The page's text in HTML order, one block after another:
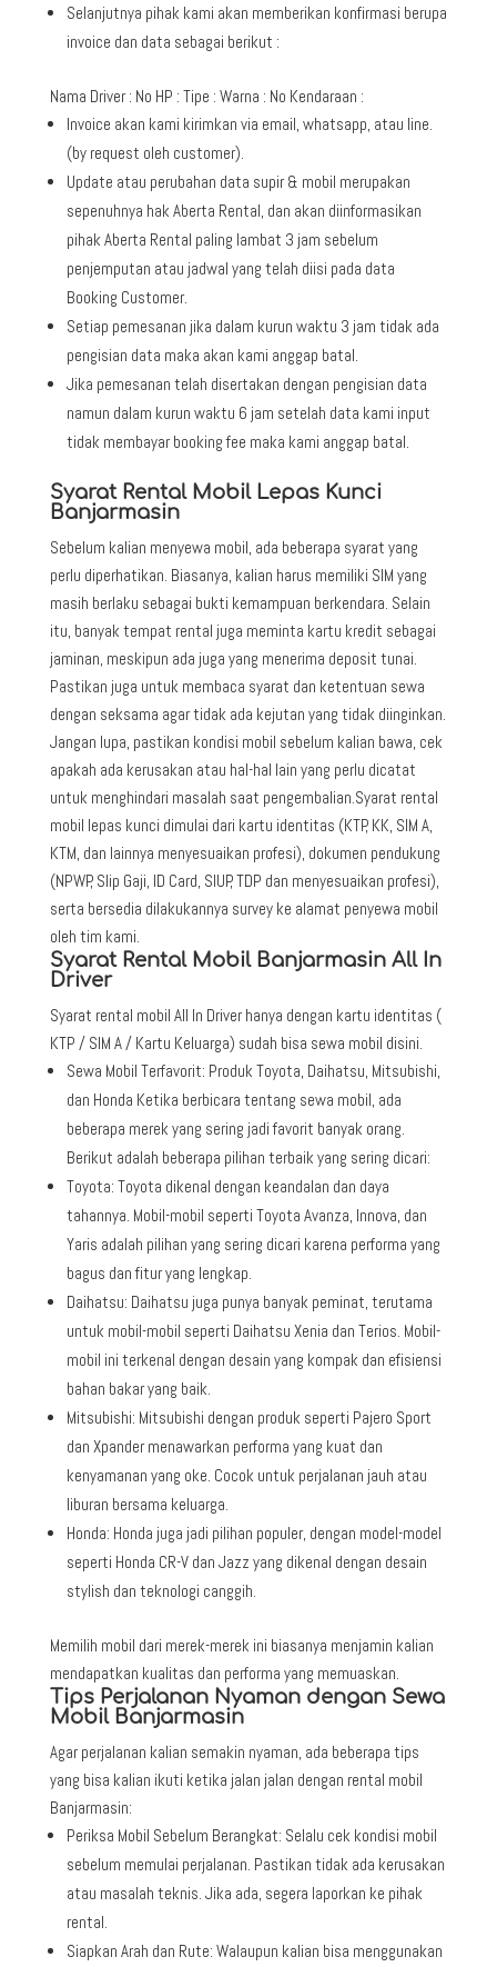
Selanjutnya pihak kami akan memberikan konfirmasi berupa
invoice dan data sebagai berikut :
Nama Driver : No HP : Tipe : Warna : No Kendaraan :
Invoice akan kami kirimkan via email, whatsapp, atau line.
(by request oleh customer).
Update atau perubahan data supir & mobil merupakan
sepenuhnya hak Aberta Rental, dan akan diinformasikan
pihak Aberta Rental paling lambat 3 jam sebelum
penjemputan atau jadwal yang telah diisi pada data
Booking Customer.
Setiap pemesanan jika dalam kurun waktu 3 jam tidak ada
pengisian data maka akan kami anggap batal.
Jika pemesanan telah disertakan dengan pengisian data
namun dalam kurun waktu 6 jam setelah data kami input
tidak membayar booking fee maka kami anggap batal.
Syarat Rental Mobil Lepas Kunci
Banjarmasin
Sebelum kalian menyewa mobil, ada beberapa syarat yang
perlu diperhatikan. Biasanya, kalian harus memiliki SIM yang
masih berlaku sebagai bukti kemampuan berkendara. Selain
itu, banyak tempat rental juga meminta kartu kredit sebagai
jaminan, meskipun ada juga yang menerima deposit tunai.
Pastikan juga untuk membaca syarat dan ketentuan sewa
dengan seksama agar tidak ada kejutan yang tidak diinginkan.
Jangan lupa, pastikan kondisi mobil sebelum kalian bawa, cek
apakah ada kerusakan atau hal-hal lain yang perlu dicatat
untuk menghindari masalah saat pengembalian.Syarat rental
mobil lepas kunci dimulai dari kartu identitas (KTP, KK, SIM A,
KTM, dan lainnya menyesuaikan profesi), dokumen pendukung
(NPWP, Slip Gaji, ID Card, SIUP, TDP dan menyesuaikan profesi),
serta bersedia dilakukannya survey ke alamat penyewa mobil
oleh tim kami.
Syarat Rental Mobil Banjarmasin All In
Driver
Syarat rental mobil All In Driver hanya dengan kartu identitas (
KTP / SIM A / Kartu Keluarga) sudah bisa sewa mobil disini.
Sewa Mobil Terfavorit: Produk Toyota, Daihatsu, Mitsubishi,
dan Honda Ketika berbicara tentang sewa mobil, ada
beberapa merek yang sering jadi favorit banyak orang.
Berikut adalah beberapa pilihan terbaik yang sering dicari:
Toyota: Toyota dikenal dengan keandalan dan daya
tahannya. Mobil-mobil seperti Toyota Avanza, Innova, dan
Yaris adalah pilihan yang sering dicari karena performa yang
bagus dan fitur yang lengkap.
Daihatsu: Daihatsu juga punya banyak peminat, terutama
untuk mobil-mobil seperti Daihatsu Xenia dan Terios. Mobil-
mobil ini terkenal dengan desain yang kompak dan efisiensi
bahan bakar yang baik.
Mitsubishi: Mitsubishi dengan produk seperti Pajero Sport
dan Xpander menawarkan performa yang kuat dan
kenyamanan yang oke. Cocok untuk perjalanan jauh atau
liburan bersama keluarga.
Honda: Honda juga jadi pilihan populer, dengan model-model
seperti Honda CR-V dan Jazz yang dikenal dengan desain
stylish dan teknologi canggih.
Memilih mobil dari merek-merek ini biasanya menjamin kalian
mendapatkan kualitas dan performa yang memuaskan.
Tips Perjalanan Nyaman dengan Sewa
Mobil Banjarmasin
Agar perjalanan kalian semakin nyaman, ada beberapa tips
yang bisa kalian ikuti ketika jalan jalan dengan rental mobil
Banjarmasin:
Periksa Mobil Sebelum Berangkat: Selalu cek kondisi mobil
sebelum memulai perjalanan. Pastikan tidak ada kerusakan
atau masalah teknis. Jika ada, segera laporkan ke pihak
rental.
Siapkan Arah dan Rute: Walaupun kalian bisa menggunakan